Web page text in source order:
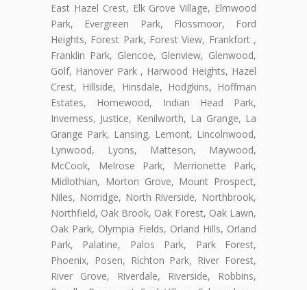
East Hazel Crest, Elk Grove Village, Elmwood
Park, Evergreen Park, Flossmoor, Ford
Heights, Forest Park, Forest View, Frankfort ,
Franklin Park, Glencoe, Glenview, Glenwood,
Golf, Hanover Park , Harwood Heights, Hazel
Crest, Hillside, Hinsdale, Hodgkins, Hoffman
Estates, Homewood, Indian Head Park,
Inverness, Justice, Kenilworth, La Grange, La
Grange Park, Lansing, Lemont, Lincolnwood,
Lynwood, Lyons, Matteson, Maywood,
McCook, Melrose Park, Merrionette Park,
Midlothian, Morton Grove, Mount Prospect,
Niles, Norridge, North Riverside, Northbrook,
Northfield, Oak Brook, Oak Forest, Oak Lawn,
Oak Park, Olympia Fields, Orland Hills, Orland
Park, Palatine, Palos Park, Park Forest,
Phoenix, Posen, Richton Park, River Forest,
River Grove, Riverdale, Riverside, Robbins,